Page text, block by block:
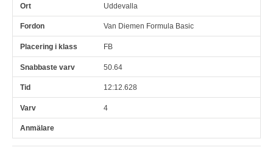
Uddevalla
Van Diemen Formula Basic
FB
50.64
12:12.628
4